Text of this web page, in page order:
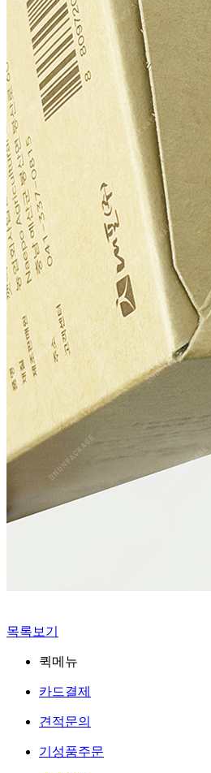
목록보기
퀵메뉴
카드결제
견적문의
기성품주문